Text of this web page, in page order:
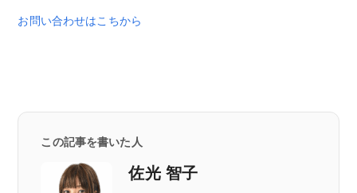
お問い合わせはこちから
この記事を書いた人
佐光 智子